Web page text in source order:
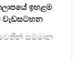
ඉහළම
වැඩසටහන
වෙතින් සම්මාන